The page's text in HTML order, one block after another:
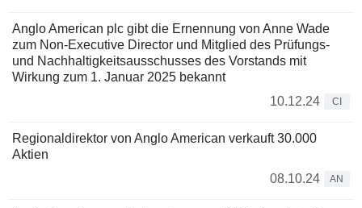
Anglo American plc gibt die Ernennung von Anne Wade
zum Non-Executive Director und Mitglied des Prüfungs-
und Nachhaltigkeitsausschusses des Vorstands mit
Wirkung zum 1. Januar 2025 bekannt
10.12.24
CI
Regionaldirektor von Anglo American verkauft 30.000
Aktien
08.10.24
AN